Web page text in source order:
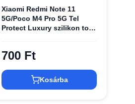
Xiaomi Redmi Note 11
5G/Poco M4 Pro 5G Tel
Protect Luxury szilikon tok
700 Ft
Kosárba